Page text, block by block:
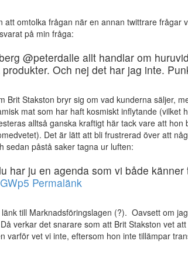
att omtolka frågan när en annan twittrare frågar
på min fråga:
@peterdalle allt handlar om
Och nej det har jag inte.
Brit Stakston bryr sig om vad kunderna säljer,
mat som har haft kosmiskt inflytande (vilket
alltså ganska kraftigt här tack vare att
Det är lätt att bli frustrerad över att
sedan påstå saker tagna ur luften:
har ju en agenda som vi både
Permalänk
till Marknadsföringslagen (?). Oavsett om
verkar det snarare som att Brit Stakston vet
varför vet vi inte, eftersom hon inte tillämpar